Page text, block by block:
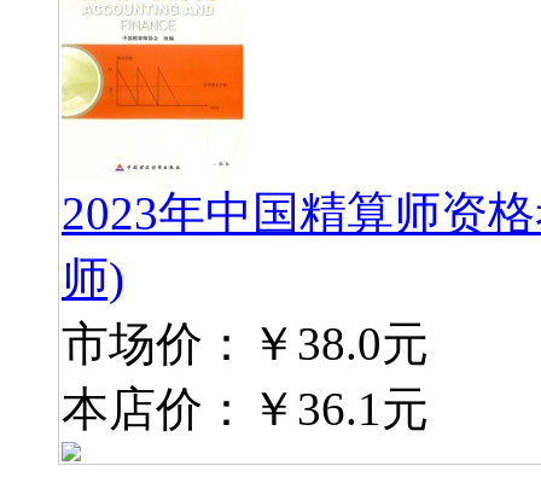
2023年中国精算师资
师)
市场价：
￥38.0元
本店价：
￥36.1元